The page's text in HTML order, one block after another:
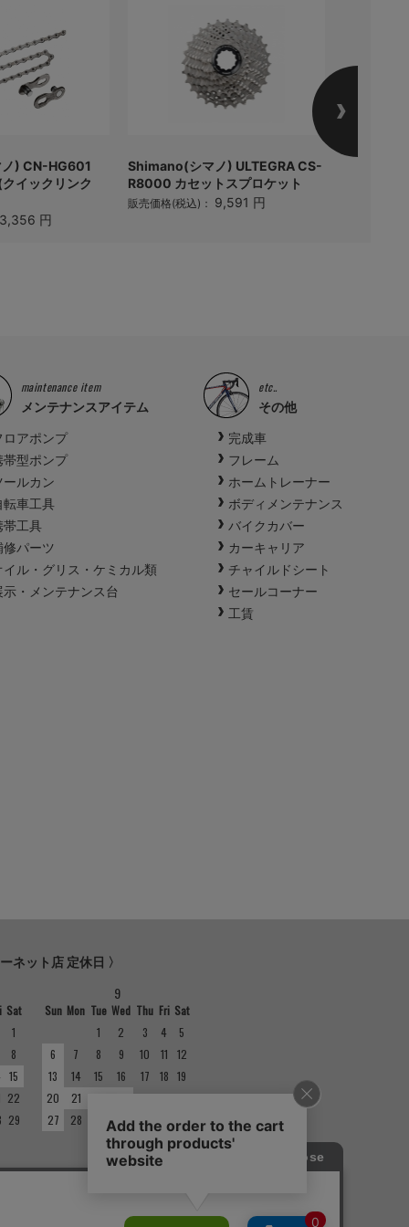
) CN-HG601
イックリンク
3,356 円
Shimano(シマノ) ULTEGRA CS-
R8000 カセットスプロケット
販売価格(税込)： 9,591 円
maintenance item
メンテナンスアイテム
ロアポンプ
帯型ポンプ
ールカン
転車工具
帯工具
修パーツ
イル・グリス・ケミカル類
示・メンテナンス台
etc..
その他
完成車
フレーム
ホームトレーナー
ボディメンテナンス
バイクカバー
カーキャリア
チャイルドシート
セールコーナー
工賃
ネット店 定休日 〉
Sat
1
8
15
22
29
9
Sun Mon Tue Wed Thu Fri Sat
1
2 3 4
5
6
7 8 9 10 11
12
13
14 15 16 17 18 19
20
21 24 25 26
27
28 30
は店舗紹介をご確認ください。